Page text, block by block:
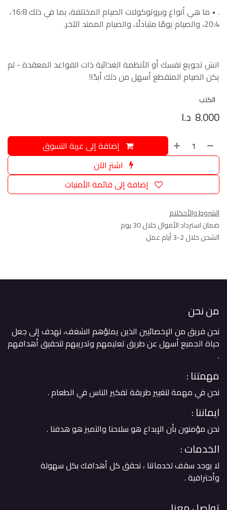
. • ما هي أنواع وبروتوكولات الصيام المختلفة، بما في ذلك 16:8،
20:4، والصيام يومًا متبادلًا، والصيام الممتد الآخر.
انسَ تجويع نفسك أو الأنظمة الغذائية ذات القواعد المعقدة - لم
يكن الصيام المتقطع أسهل من ذلك أبدًا!
الكتب
8.000 د.ا
إضافة إلى عربة التسوق
اشترِ الآن
إضافة إلى قائمة الأمنيات
الشروط والأحكلام
ضمان استرداد الأموال خلال 30 يوم
الشحن خلال 2-3 أيام عمل
من نحن
نحن فريق من الإخصائيين الذين يملؤهم الشغف، نهدف إلى جعل
حياة الجميع أسهل عن طريق تعليمهم وتدريبهم لتحقيق أهدافهم
. ​
مهمتنا :
نحن في مهمة لتغيير طريقة تفكير الناس في الطعام .
ايماننا :
نحن مؤمنون بأن الإبداع هو سلاحنا والتميز هو هدفنا .
الخدمات :
لا يوجد سقف لخدماتنا ، نحقق كل أهدافك بكل سهولة
وأحترافية .